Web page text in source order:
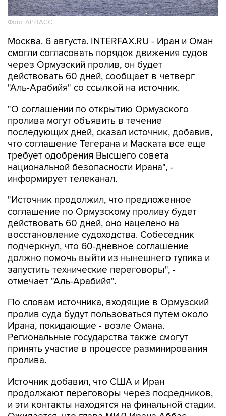
Фото: AP/ТАСС
Москва. 6 августа. INTERFAX.RU - Иран и Оман
смогли согласовать порядок движения судов
через Ормузский пролив, он будет
действовать 60 дней, сообщает в четверг
"Аль-Арабийя" со ссылкой на источник.
"О соглашении по открытию Ормузского
пролива могут объявить в течение
последующих дней, сказал источник, добавив,
что соглашение Тегерана и Маската все еще
требует одобрения Высшего совета
национальной безопасности Ирана", -
информирует телеканал.
"Источник продолжил, что предложенное
соглашение по Ормузскому проливу будет
действовать 60 дней, оно нацелено на
восстановление судоходства. Собеседник
подчеркнул, что 60-дневное соглашение
должно помочь выйти из нынешнего тупика и
запустить технические переговоры", -
отмечает "Аль-Арабийя".
По словам источника, входящие в Ормузский
пролив суда будут пользоваться путем около
Ирана, покидающие - возле Омана.
Региональные государства также смогут
принять участие в процессе разминирования
пролива.
Источник добавил, что США и Иран
продолжают переговоры через посредников,
и эти контакты находятся на финальной стадии.